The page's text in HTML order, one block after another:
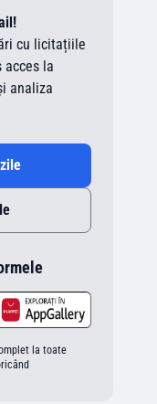
cu licitațiile
acces la
analiza
la toate